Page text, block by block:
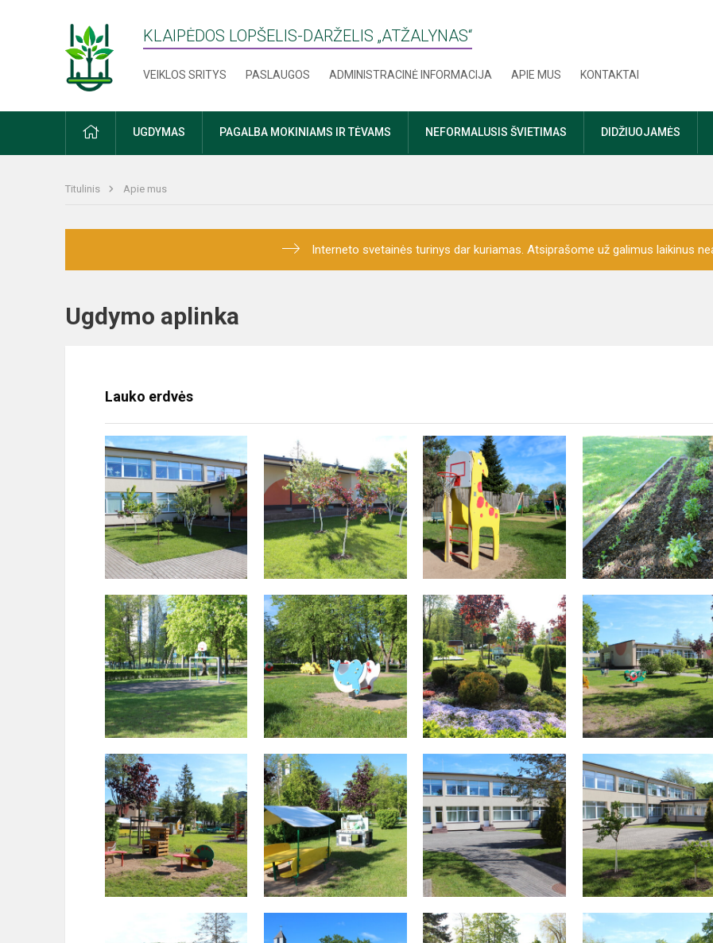
KLAIPĖDOS LOPŠELIS-DARŽELIS „ATŽALYNAS“
VEIKLOS SRITYS PASLAUGOS ADMINISTRACINĖ INFORMACIJA APIE MUS KONTAKTAI
PRADŽIAUGDYMAS PAGALBA MOKINIAMS IR TĖVAMS NEFORMALUSIS ŠVIETIMAS DIDŽIUOJAMĖS
Titulinis Apie mus
Interneto svetainės turinys dar kuriamas. Atsiprašome už galimus laikinus
Ugdymo aplinka
Lauko erdvės